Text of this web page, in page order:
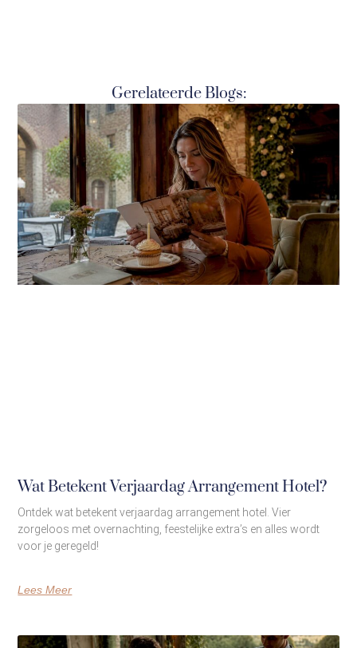
Gerelateerde Blogs:
Wat Betekent Verjaardag Arrangement Hotel?
Ontdek wat betekent verjaardag arrangement hotel. Vier
zorgeloos met overnachting, feestelijke extra’s en alles wordt
voor je geregeld!
Lees Meer